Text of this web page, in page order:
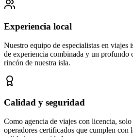
Experiencia local
Nuestro equipo de especialistas en viajes
de experiencia combinada y un profundo
rincón de nuestra isla.
Calidad y seguridad
Como agencia de viajes con licencia, solo
operadores certificados que cumplen con